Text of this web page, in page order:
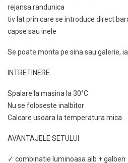
rejansa randunica
tiv lat prin care se introduce direct
capse sau inele
Se poate monta pe sina sau galerie,
INTRETINERE
Spalare la masina la 30°C
Nu se foloseste inalbitor
Calcare usoara la temperatura mica
AVANTAJELE SETULUI
✓ combinatie luminoasa alb + galben